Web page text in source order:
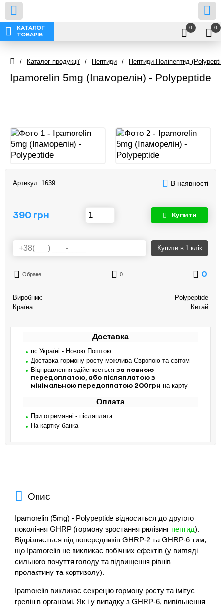
КАТАЛОГ
ТОВАРІВ
0 0
/ Каталог продукції / Пептиди / Пептиди Поліпептид
Ipamorelin 5mg (Іпаморелін) - Polypeptide
Артикул: 1639 В наявності
390 грн Купити
Купити в 1 клік
Обране 0 0
Виробник:
Polypeptide
Країна:
Китай
Доставка
по Україні - Новою Поштою
Доставка гормону росту можлива Європою та світом
Відправлення здійснюється за повною
передоплатою, або післяплатою з
мінімальною передоплатою 200грн на карту
Оплата
При отриманні - післяплата
На картку банка
Опис
Ipamorelin (5mg) - Polypeptide відноситься до другого
покоління GHRP (гормону зростання рилізинг пептид).
Відрізняється від попередників GHRP-2 та GHRP-6 тим,
що Ipamorelin не викликає побічних ефектів (у вигляді
сильного почуття голоду та підвищення рівнів
пролактину та кортизолу).
Ipamorelin викликає секрецію гормону росту та імітує
грелін в організмі. Як і у випадку з GHRP-6, вивільнення